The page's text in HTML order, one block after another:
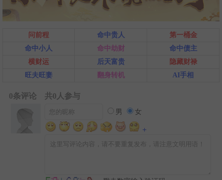
问前程 命中贵人
第一桶金
命中小人
命中劫财
命中债主
横财运
后天富贵
隐藏财禄
旺夫旺妻
翻身转机 AI手相